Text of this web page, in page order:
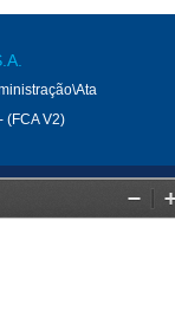
(FCA V2)